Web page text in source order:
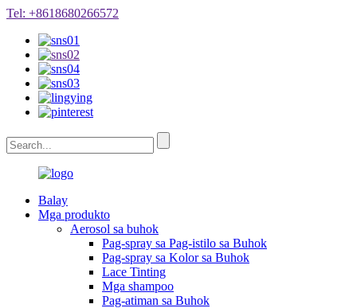
Tel: +8618680266572
Balay
Mga produkto
Aerosol sa buhok
Pag-spray sa Pag-istilo sa Buhok
Pag-spray sa Kolor sa Buhok
Lace Tinting
Mga shampoo
Pag-atiman sa Buhok